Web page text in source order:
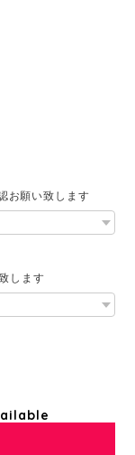
お願い致します
します